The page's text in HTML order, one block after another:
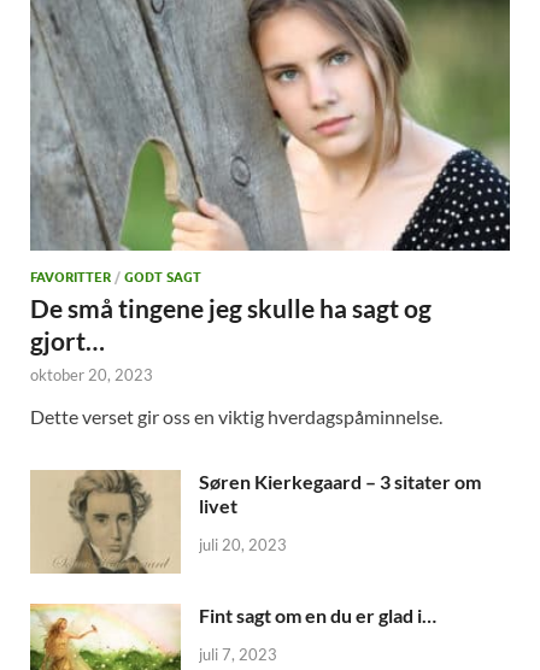
FAVORITTER / GODT SAGT
De små tingene jeg skulle ha sagt og
gjort…
oktober 20, 2023
Dette verset gir oss en viktig hverdagspåminnelse.
Søren Kierkegaard – 3 sitater om
livet
juli 20, 2023
Fint sagt om en du er glad i…
juli 7, 2023